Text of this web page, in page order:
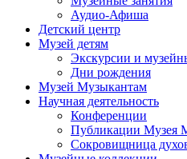
Аудио-Афиша
Детский центр
Музей детям
Экскурсии и
Дни рождения
Музей Музыкантам
Научная деятельность
Конференции
Публикации Музея
Сокровищница